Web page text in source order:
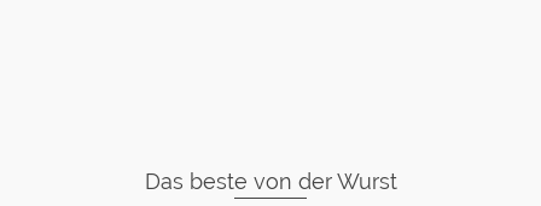
Das beste von der Wurst